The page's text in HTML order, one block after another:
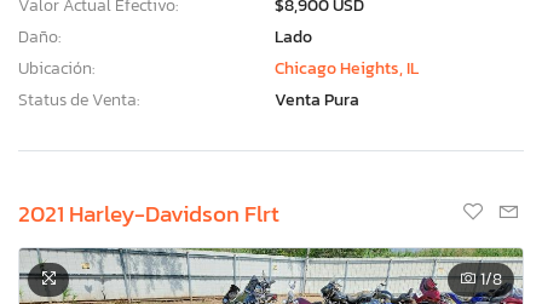
Daño:
Lado
Ubicación:
Chicago Heights, IL
Status de Venta:
Venta Pura
2021 Harley-Davidson Flrt
1/8